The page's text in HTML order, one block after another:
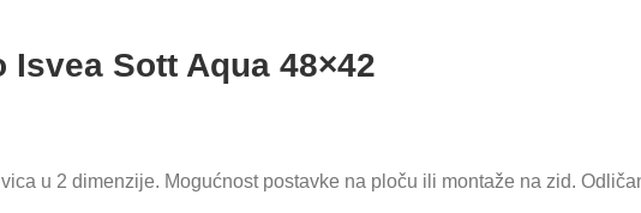
Sott Aqua 48×42
u 2 dimenzije. Mogućnost postavke na ploču ili montaže na zid.